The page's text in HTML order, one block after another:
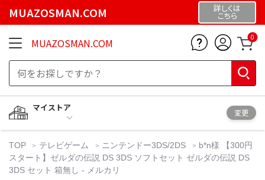
MUAZOSMAN.COM 詳しくは
こちら
MUAZOSMAN.COM 0
マイストア
変更
TOP テレビゲーム ニンテンドー3DS/2DS
b*n様 【300円
スタート】ゼルダの伝説 DS 3DS ソフトセット ゼルダの伝説 DS
3DS セット 箱無し - メルカリ